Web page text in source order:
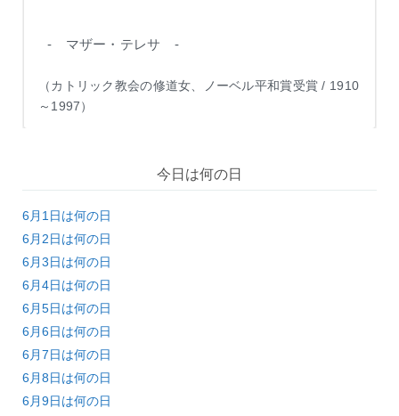
- マザー・テレサ -
（カトリック教会の修道女、ノーベル平和賞受賞 / 1910
～1997）
今日は何の日
6月1日は何の日
6月2日は何の日
6月3日は何の日
6月4日は何の日
6月5日は何の日
6月6日は何の日
6月7日は何の日
6月8日は何の日
6月9日は何の日